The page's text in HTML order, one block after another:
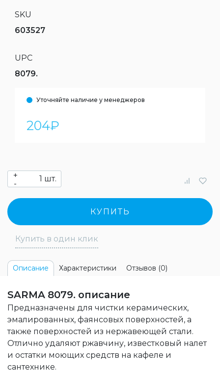
SKU
603527
UPC
8079.
Уточняйте наличие у менеджеров
204₽
+
-
шт.
КУПИТЬ
Купить в один клик
Описание Характеристики Отзывов (0)
SARMA 8079. описание
Предназначены для чистки керамических,
эмалированных, фаянсовых поверхностей, а
также поверхностей из нержавеющей стали.
Отлично удаляют ржавчину, известковый налет
и остатки моющих средств на кафеле и
сантехнике.